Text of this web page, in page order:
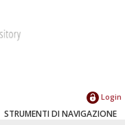
Login
STRUMENTI DI NAVIGAZIONE